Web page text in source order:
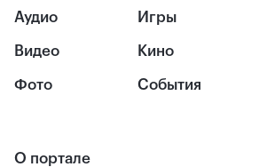
Аудио
Видео
Фото
Игры
Кино
События
О портале